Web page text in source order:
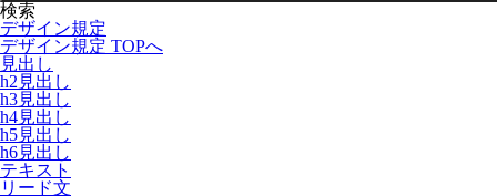
検索
デザイン規定
デザイン規定 TOPへ
見出し
h2見出し
h3見出し
h4見出し
h5見出し
h6見出し
テキスト
リード文